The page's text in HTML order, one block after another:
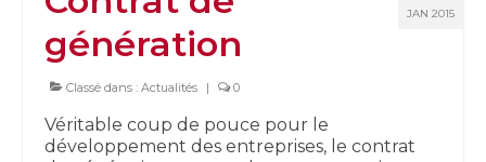
JAN 2015
génération
Classé dans : Actualités | 0
Véritable coup de pouce pour le
développement des entreprises, le contrat